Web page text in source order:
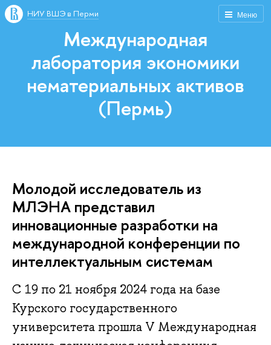
Меню
НИУ ВШЭ в Перми
Международная
лаборатория экономики
нематериальных активов
(Пермь)
Молодой исследователь из
МЛЭНА представил
инновационные разработки на
международной конференции по
интеллектуальным системам
С 19 по 21 ноября 2024 года на базе
Курского государственного
университета прошла V Международная